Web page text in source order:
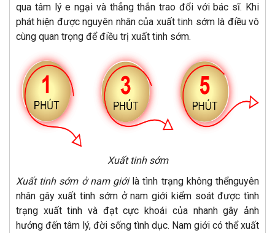
qua tâm lý e ngại và thẳng thắn trao đổi với bác sĩ. Khi
phát hiện được nguyên nhân của xuất tinh sớm là điều vô
cùng quan trọng để điều trị xuất tinh sớm.
Xuất tinh sớm
Xuất tinh sớm ở nam giới là tình trạng không thểnguyên
nhân gây xuất tinh sớm ở nam giới kiểm soát được tình
trạng xuất tinh và đạt cực khoái của nhanh gây ảnh
hưởng đến tâm lý, đời sống tình dục. Nam giới có thể xuất